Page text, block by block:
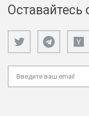
Оставайтесь